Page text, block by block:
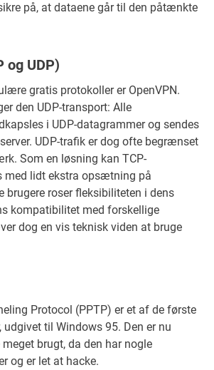
på, at dataene går til den påtænkte
og UDP)
gratis protokoller er OpenVPN.
den UDP-transport: Alle
i UDP-datagrammer og sendes
UDP-trafik er dog ofte begrænset
Som en løsning kan TCP-
med lidt ekstra opsætning på
brugere roser fleksibiliteten i dens
kompatibilitet med forskellige
dog en vis teknisk viden at bruge
Protocol (PPTP) er et af de første
til Windows 95. Den er nu
brugt, da den har nogle
og er let at hacke.